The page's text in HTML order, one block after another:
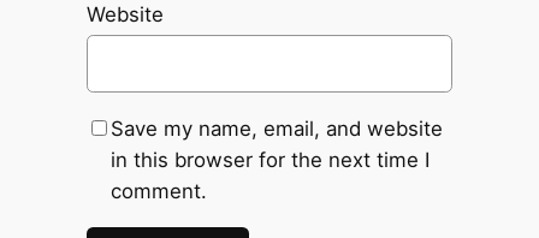
Website
Save my name, email, and website
in this browser for the next time I
comment.